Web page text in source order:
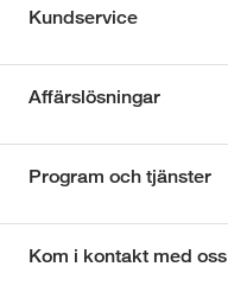
Kundservice
Affärslösningar
Program och tjänster
Kom i kontakt med oss